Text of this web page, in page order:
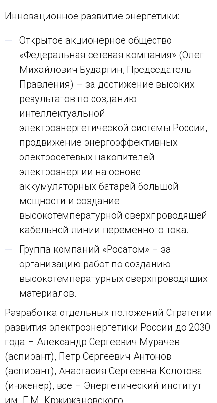
Инновационное развитие энергетики:
Открытое акционерное общество
«Федеральная сетевая компания» (Олег
Михайлович Бударгин, Председатель
Правления) – за достижение высоких
результатов по созданию
интеллектуальной
электроэнергетической системы России,
продвижение энергоэффективных
электросетевых накопителей
электроэнергии на основе
аккумуляторных батарей большой
мощности и создание
высокотемпературной сверхпроводящей
кабельной линии переменного тока.
Группа компаний «Росатом» – за
организацию работ по созданию
высокотемпературных сверхпроводящих
материалов.
Разработка отдельных положений Стратегии
развития электроэнергетики России до 2030
года – Александр Сергеевич Мурачев
(аспирант), Петр Сергеевич Антонов
(аспирант), Анастасия Сергеевна Колотова
(инженер), все – Энергетический институт
им. Г.М. Кржижановского